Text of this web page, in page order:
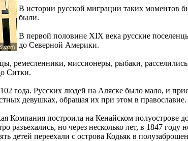
В истории русской миграции таких моментов
были.
В первой половине XIX века русские
до Северной Америки.
ремесленники, миссионеры, рыбаки,
Ситки.
года. Русских людей на Аляске было мало, и
девушках, обращая их при этом в православие.
Компания построила на Кенайском полуострове
разъехались, но через несколько лет, в 1847 году
детей переехали с острова Кодьяк в